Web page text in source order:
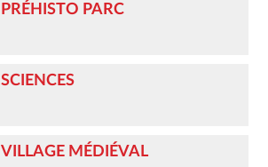
PRÉHISTO PARC
SCIENCES
VILLAGE MÉDIÉVAL